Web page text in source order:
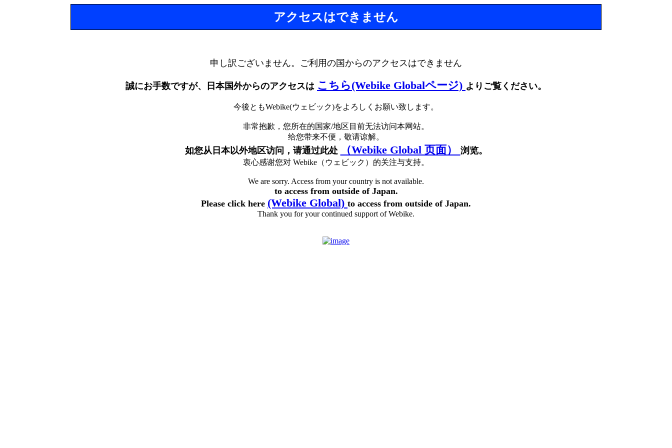
アクセスはできません
申し訳ございません。ご利用の国からのアクセスはできません
誠にお手数ですが、日本国外からのアクセスは こちら(Webike Globalページ) よりご覧ください。
今後ともWebike(ウェビック)をよろしくお願い致します。
非常抱歉，您所在的国家/地区目前无法访问本网站。
给您带来不便，敬请谅解。
如您从日本以外地区访问，请通过此处 （Webike Global 页面） 浏览。
衷心感谢您对 Webike（ウェビック）的关注与支持。
We are sorry. Access from your country is not available.
to access from outside of Japan.
Please click here (Webike Global) to access from outside of Japan.
Thank you for your continued support of Webike.